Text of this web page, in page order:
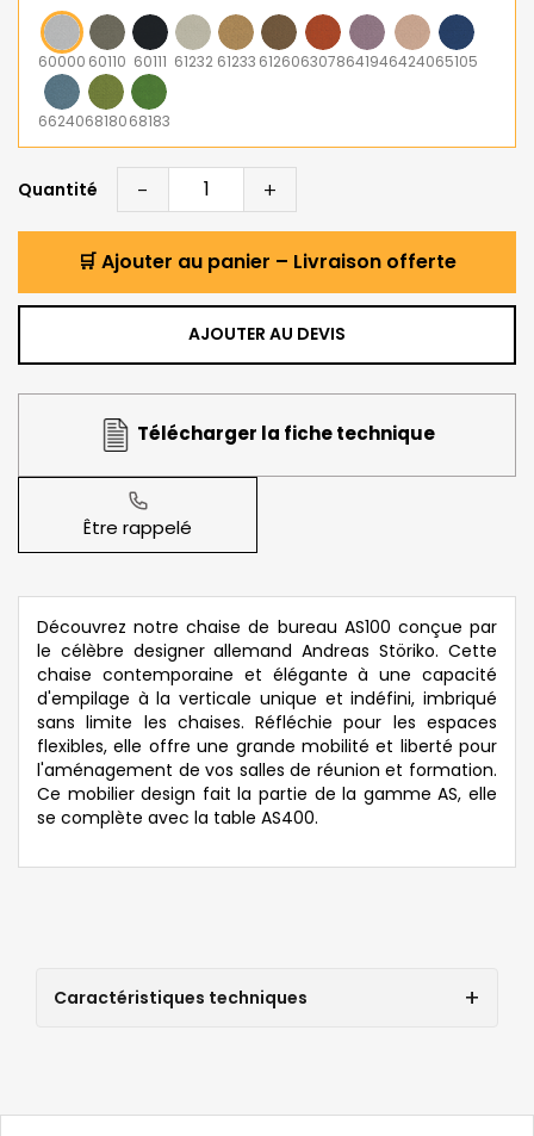
60000 60110 60111 61232 61233 6126063078641946424065105
662406818068183
Quantité - +
🛒 Ajouter au panier – Livraison offerte
AJOUTER AU DEVIS
Télécharger la fiche technique
Être rappelé
Découvrez notre chaise de bureau AS100 conçue par
le célèbre designer allemand Andreas Störiko. Cette
chaise contemporaine et élégante à une capacité
d'empilage à la verticale unique et indéfini, imbriqué
sans limite les chaises. Réfléchie pour les espaces
flexibles, elle offre une grande mobilité et liberté pour
l'aménagement de vos salles de réunion et formation.
Ce mobilier design fait la partie de la gamme AS, elle
se complète avec la table AS400.
Caractéristiques techniques